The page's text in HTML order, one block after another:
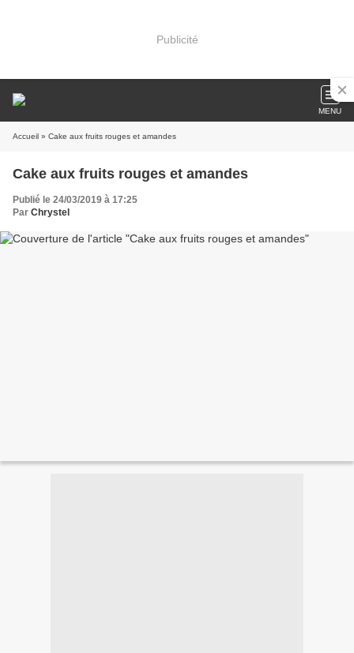
Publicité
MENU
Accueil » Cake aux fruits rouges et amandes
Cake aux fruits rouges et amandes
Publié le 24/03/2019 à 17:25
Par Chrystel